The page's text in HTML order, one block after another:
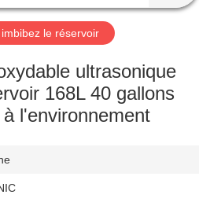
le réservoir
ultrasonique
168L 40 gallons
l'environnement